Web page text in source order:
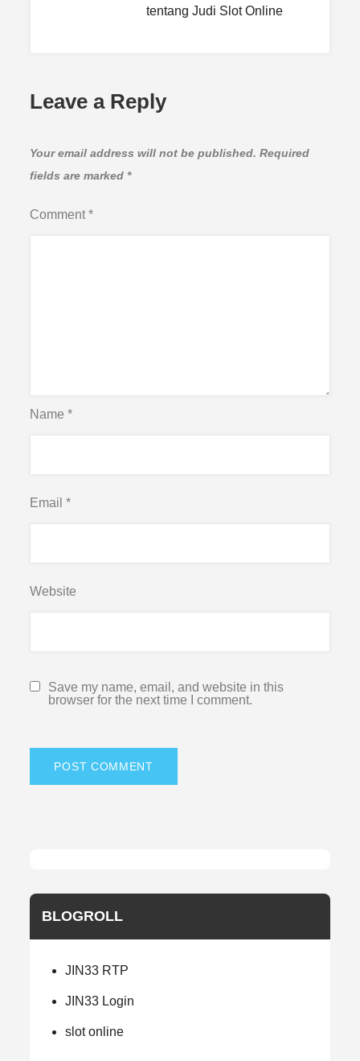
tentang Judi Slot Online
Leave a Reply
Your email address will not be published. Required
fields are marked *
Comment*
Name*
Email*
Website
Save my name, email, and website in this
browser for the next time I comment.
BLOGROLL
JIN33 RTP
JIN33 Login
slot online